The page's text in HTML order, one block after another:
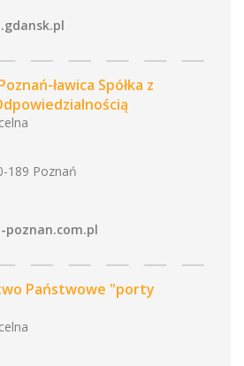
ławica Spółka z
189 Poznań
Państwowe "porty